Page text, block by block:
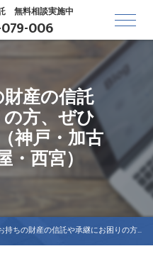
無料相談実施中
006
産の信託
方、ぜひ
神戸・加古
西宮）
の信託や承継にお困りの方、ぜひご覧ください。（神戸・加古川・明石・芦屋・西宮）